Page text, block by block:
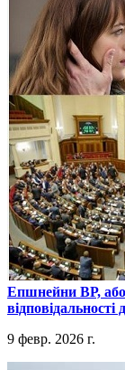
​Епшнейни ВР, або
відповідальності
9 февр. 2026 г.